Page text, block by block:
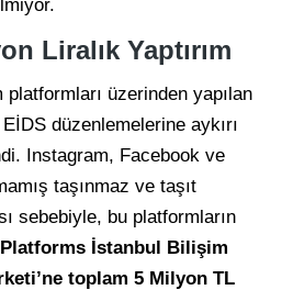
Liralık Yaptırım
üzerinden yapılan
düzenlemelerine aykırı
Instagram, Facebook ve
taşınmaz ve taşıt
sebebiyle, bu platformların
Platforms İstanbul Bilişim
toplam 5 Milyon TL